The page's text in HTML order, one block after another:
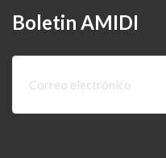
Boletin AMIDI